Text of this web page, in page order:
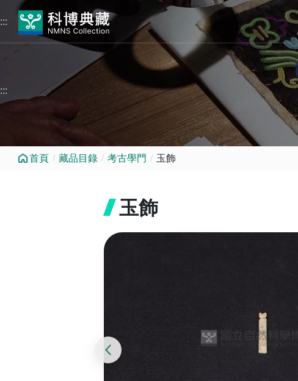
跳到中央內容區塊
:::
:::
首頁 藏品目錄 考古學門 玉飾
玉飾